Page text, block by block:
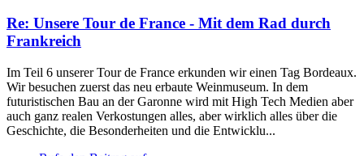
Re: Unsere Tour de France - Mit dem Rad durch
Frankreich
Im Teil 6 unserer Tour de France erkunden wir einen Tag Bordeaux.
Wir besuchen zuerst das neu erbaute Weinmuseum. In dem
futuristischen Bau an der Garonne wird mit High Tech Medien aber
auch ganz realen Verkostungen alles, aber wirklich alles über die
Geschichte, die Besonderheiten und die Entwicklu...